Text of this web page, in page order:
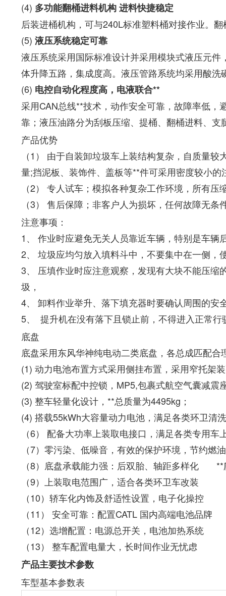
(4) 多功能翻桶进料机构进料快捷稳定
后装进桶机构，可与240L标准塑料桶对接作业。
(5) 液压系统稳定可靠
液压系统采用国际标准设计并采用模块式液压元
体升降五路，集成度高。液压管路系统均采用酸
(6) 电控自动化程度高，电液联合**
采用CAN总线**技术，动作安全可靠，故障率低
靠；液压油路分为刮板压缩、提桶、翻桶进料、
产品优势
（1） 由于自装卸垃圾车上装结构复杂，自质量
量;挡泥板、装饰件、盖板等**件可采用密度较小
（2） 专人试车；模拟各种复杂工作环境，所有压
（3） 售后保障；非客户人为损坏，任何故障无条
注意事项：
1、 作业时应避免无关人员靠近车辆，特别是车辆
2、 垃圾应均匀放入填料斗中，不要集中在一侧
3、 压填作业时应注意观察，发现有大块不能压
圾，
4、 卸料作业举升、落下填充器时要确认周围的
5、
提升机在没有落下且锁止前，不得进入正常行
底盘
底盘采用东风华神纯电动二类底盘，各总成匹配
(1) 动力电池布置方式采用侧挂布置，采用窄托架
(2) 驾驶室标配中控锁，MP5,包裹式航空气囊减
(3) 整车轻量化设计，**总质量为4495kg；
(4) 搭载55kWh大容量动力电池，满足各类环卫清
（6） 配备大功率上装取电接口，满足各类专用
（7）零污染、低噪音，有效的保护环境，节约燃
（8）底盘承载能力强：后双胎、轴距多样化
（9）上装取电范围广，适合各类环卫车改装
（10）轿车化内饰及舒适性设置，电子化操控
（11） 安全可靠：配置CATL 国内高端电池品牌
（12）选增配置：电源总开关，电池加热系统
（13） 整车配置电量大，长时间作业无忧虑
产品主要技术参数
车型基本参数表